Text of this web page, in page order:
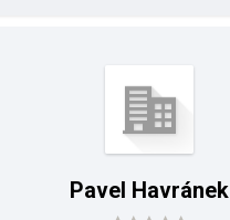
Pavel Havránek